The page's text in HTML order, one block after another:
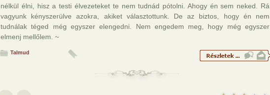
nélkül élni, hisz a testi élvezeteket te nem tudnád pótolni. Ahogy én sem neked. Rá
vagyunk kényszerülve azokra, akiket választottunk. De az biztos, hogy én nem
tudnálak téged még egyszer elengedni. Nem engedem meg, hogy még egyszer
elmenj mellőlem. ~
Talmud